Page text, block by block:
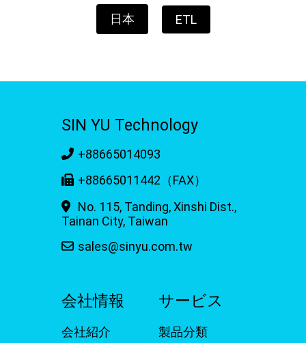
日本 ETL
SIN YU Technology
+88665014093
+88665011442（FAX）
No. 115, Tanding, Xinshi Dist.,
Tainan City, Taiwan
sales@sinyu.com.tw
会社情報
会社紹介
サービス
製品分類